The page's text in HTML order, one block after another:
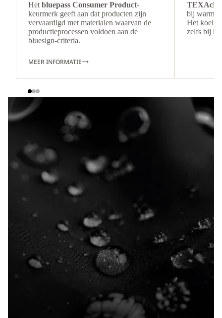
Het bluepass Consumer Product-
keurmerk geeft aan dat producten zijn
vervaardigd met materialen waarvan de
productieprocessen voldoen aan de
bluesign-criteria.
MEER INFORMATIE
bij warm
Het koel
zelfs bij